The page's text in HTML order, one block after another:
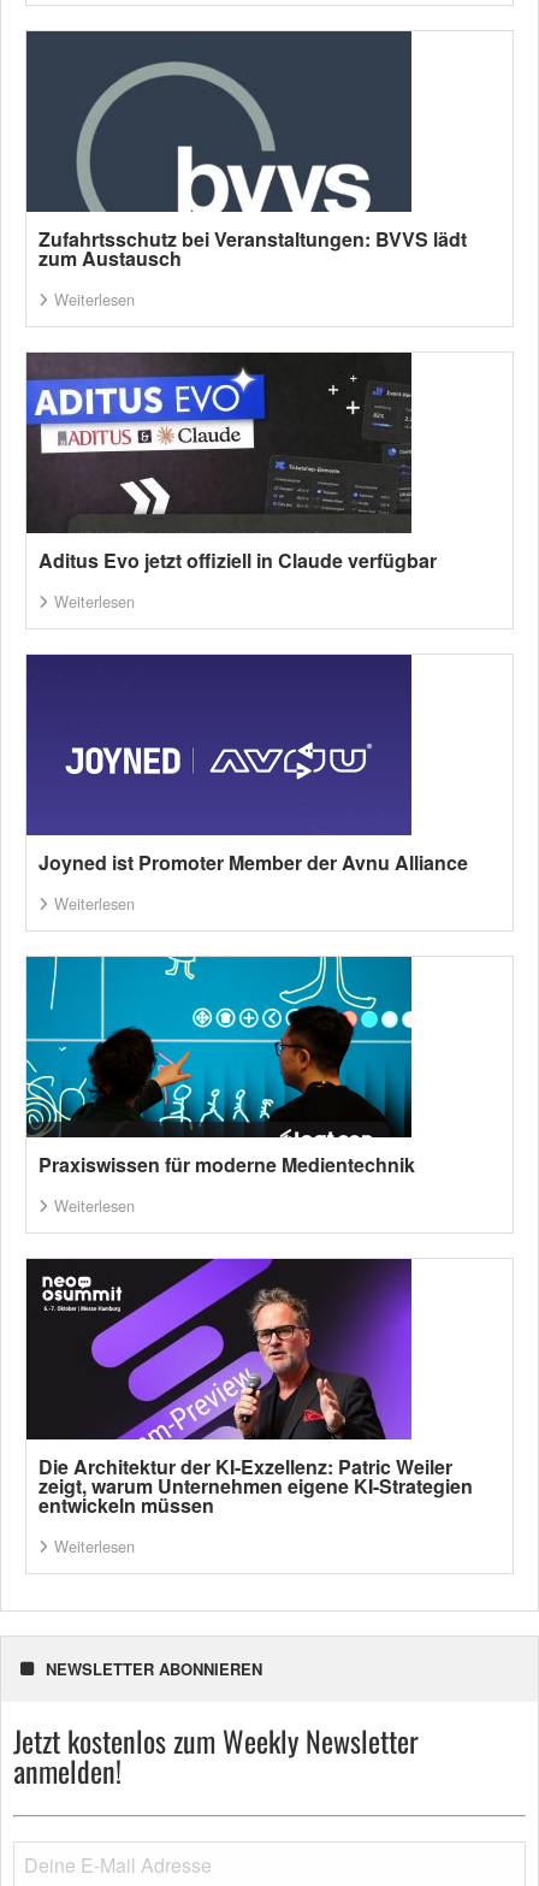
Zufahrtsschutz bei Veranstaltungen: BVVS lädt
zum Austausch
Weiterlesen
Aditus Evo jetzt offiziell in Claude verfügbar
Weiterlesen
Joyned ist Promoter Member der Avnu Alliance
Weiterlesen
Praxiswissen für moderne Medientechnik
Weiterlesen
Die Architektur der KI-Exzellenz: Patric Weiler
zeigt, warum Unternehmen eigene KI-Strategien
entwickeln müssen
Weiterlesen
NEWSLETTER ABONNIEREN
Jetzt kostenlos zum Weekly Newsletter
anmelden!